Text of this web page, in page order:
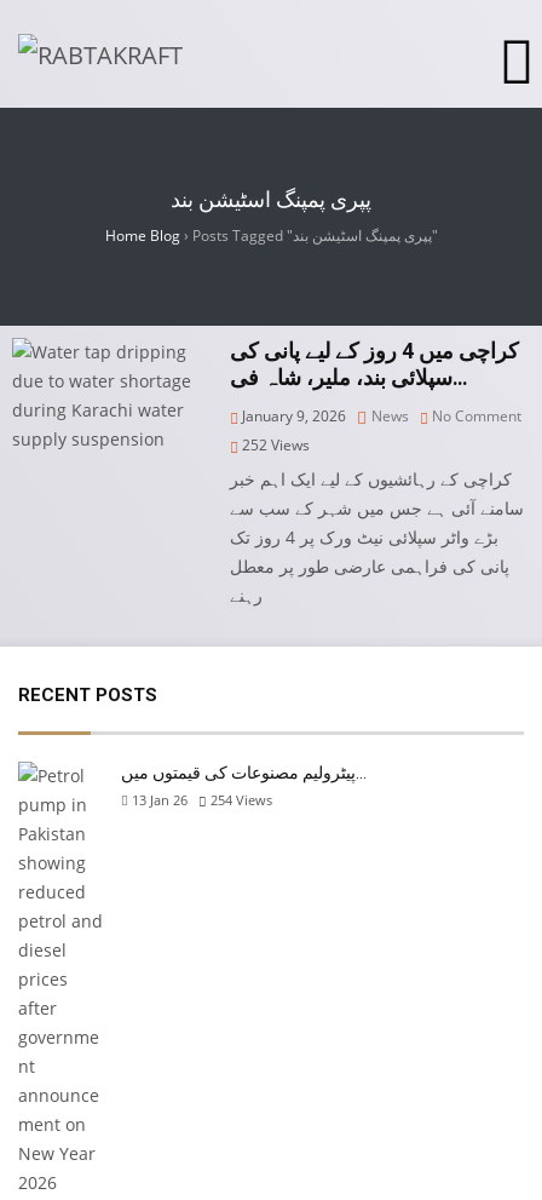
پپری پمپنگ اسٹیشن بند
Home Blog› Posts Tagged "پپری پمپنگ اسٹیشن بند"
کراچی میں 4 روز کے لیے پانی کی
سپلائی بند، ملیر، شاہ فی…
January 9, 2026 News
No Comment
252Views
کراچی کے رہائشیوں کے لیے ایک اہم خبر
سامنے آئی ہے جس میں شہر کے سب سے
بڑے واٹر سپلائی نیٹ ورک پر 4 روز تک
پانی کی فراہمی عارضی طور پر معطل
رہنے
RECENT POSTS
13 Jan 26 254 Views